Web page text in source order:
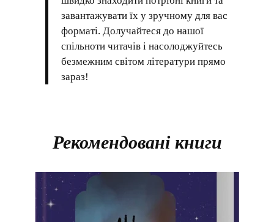
завантажувати їх у зручному для вас
форматі. Долучайтеся до нашої
спільноти читачів і насолоджуйтесь
безмежним світом літератури прямо
зараз!
Рекомендовані книги